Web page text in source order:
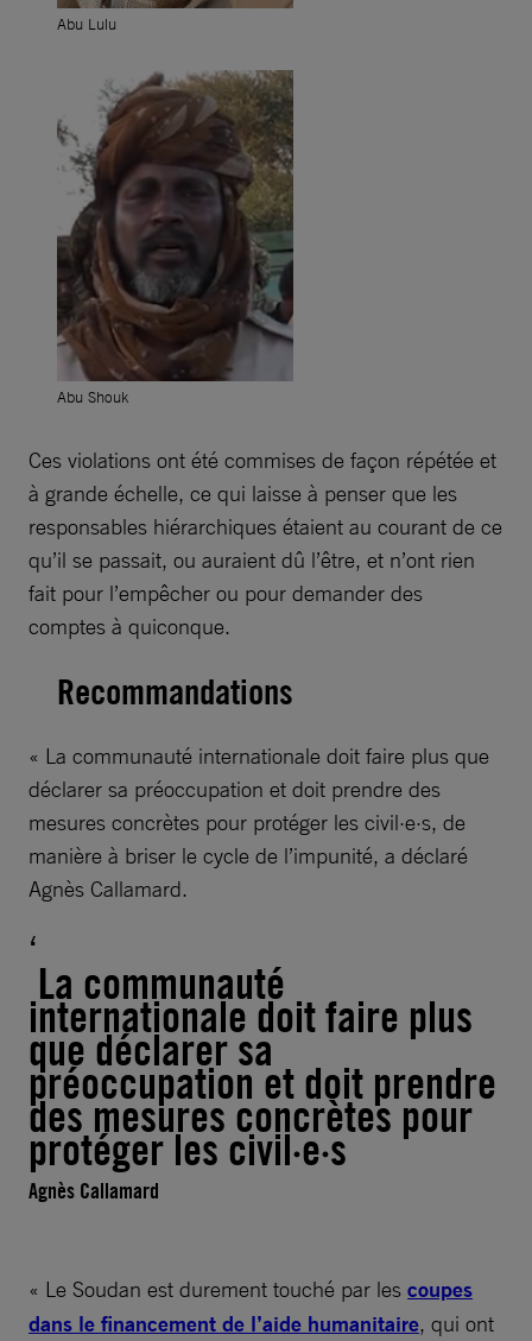
Abu Lulu
Abu Shouk
Ces violations ont été commises de façon répétée et
à grande échelle, ce qui laisse à penser que les
responsables hiérarchiques étaient au courant de ce
qu’il se passait, ou auraient dû l’être, et n’ont rien
fait pour l’empêcher ou pour demander des
comptes à quiconque.
Recommandations
« La communauté internationale doit faire plus que
déclarer sa préoccupation et doit prendre des
mesures concrètes pour protéger les civil·e·s, de
manière à briser le cycle de l’impunité, a déclaré
Agnès Callamard.
La communauté
internationale doit faire plus
que déclarer sa
préoccupation et doit prendre
des mesures concrètes pour
protéger les civil·e·s
Agnès Callamard
« Le Soudan est durement touché par les coupes
dans le financement de l’aide humanitaire, qui ont